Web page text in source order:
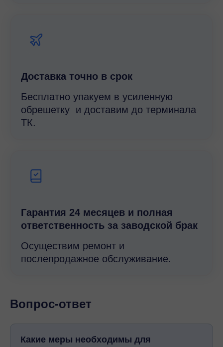
Доставка точно в срок
Бесплатно упакуем в усиленную
обрешетку и доставим до терминала
ТК.
Гарантия 24 месяцев и полная
ответственность за заводской брак
Осуществим ремонт и
послепродажное обслуживание.
Вопрос-ответ
Какие меры необходимы для